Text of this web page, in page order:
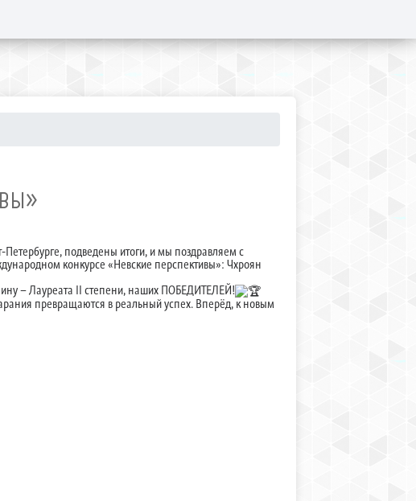
подведены итоги, и мы поздравляем с
конкурсе «Невские перспективы»: Чхроян
– Лауреата II степени, наших ПОБЕДИТЕЛЕЙ!
превращаются в реальный успех. Вперёд, к новым